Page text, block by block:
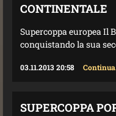
CONTINENTALE
Supercoppa europea Il
conquistando la sua
03.11.2013 20:58
SUPERCOPPA